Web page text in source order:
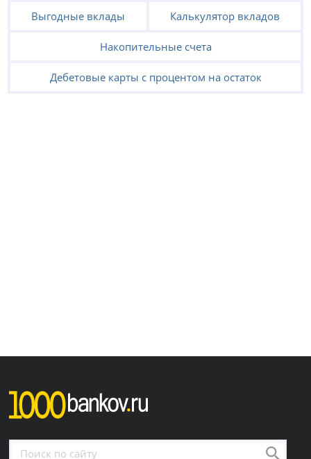
Выгодные вклады Калькулятор вкладов
Накопительные счета
Дебетовые карты с процентом на остаток